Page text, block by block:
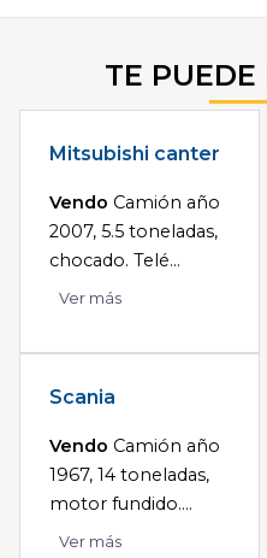
TE PUEDE
Mitsubishi canter
Vendo Camión año
2007, 5.5 toneladas,
chocado. Telé...
Ver más
Scania
Vendo Camión año
1967, 14 toneladas,
motor fundido....
Ver más